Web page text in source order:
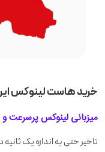
خرید هاست لینوکس
میزبانی لینوکس پرسرعت
تاخیر حتی به اندازه یک